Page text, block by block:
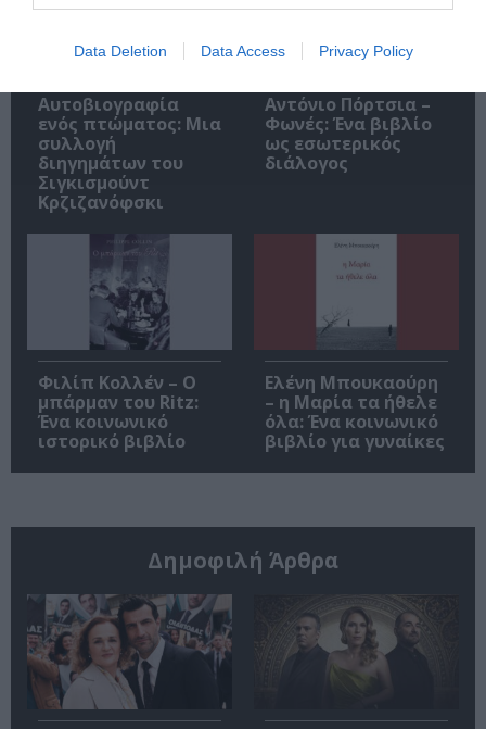
Data Deletion Data Access Privacy Policy
Αυτοβιογραφία
ενός πτώματος: Μια
συλλογή
διηγημάτων του
Σιγκισμούντ
Κρζιζανόφσκι
Αντόνιο Πόρτσια –
Φωνές: Ένα βιβλίο
ως εσωτερικός
διάλογος
Φιλίπ Κολλέν – Ο
μπάρμαν του Ritz:
Ένα κοινωνικό
ιστορικό βιβλίο
Ελένη Μπουκαούρη
– η Μαρία τα ήθελε
όλα: Ένα κοινωνικό
βιβλίο για γυναίκες
Δημοφιλή Άρθρα